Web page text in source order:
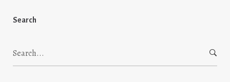
Search
Search
for: